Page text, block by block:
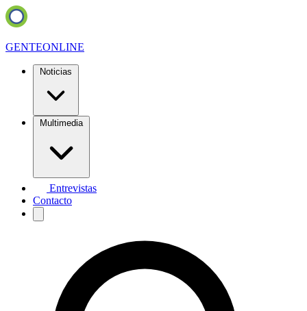
GENTEONLINE
Noticias
Multimedia
Entrevistas
Contacto